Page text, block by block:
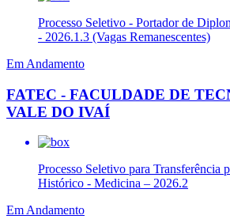
Processo Seletivo - Portador de
- 2026.1.3 (Vagas Remanescentes)
Em Andamento
FATEC - FACULDADE DE
VALE DO IVAÍ
Processo Seletivo para Transferência
Histórico - Medicina – 2026.2
Em Andamento